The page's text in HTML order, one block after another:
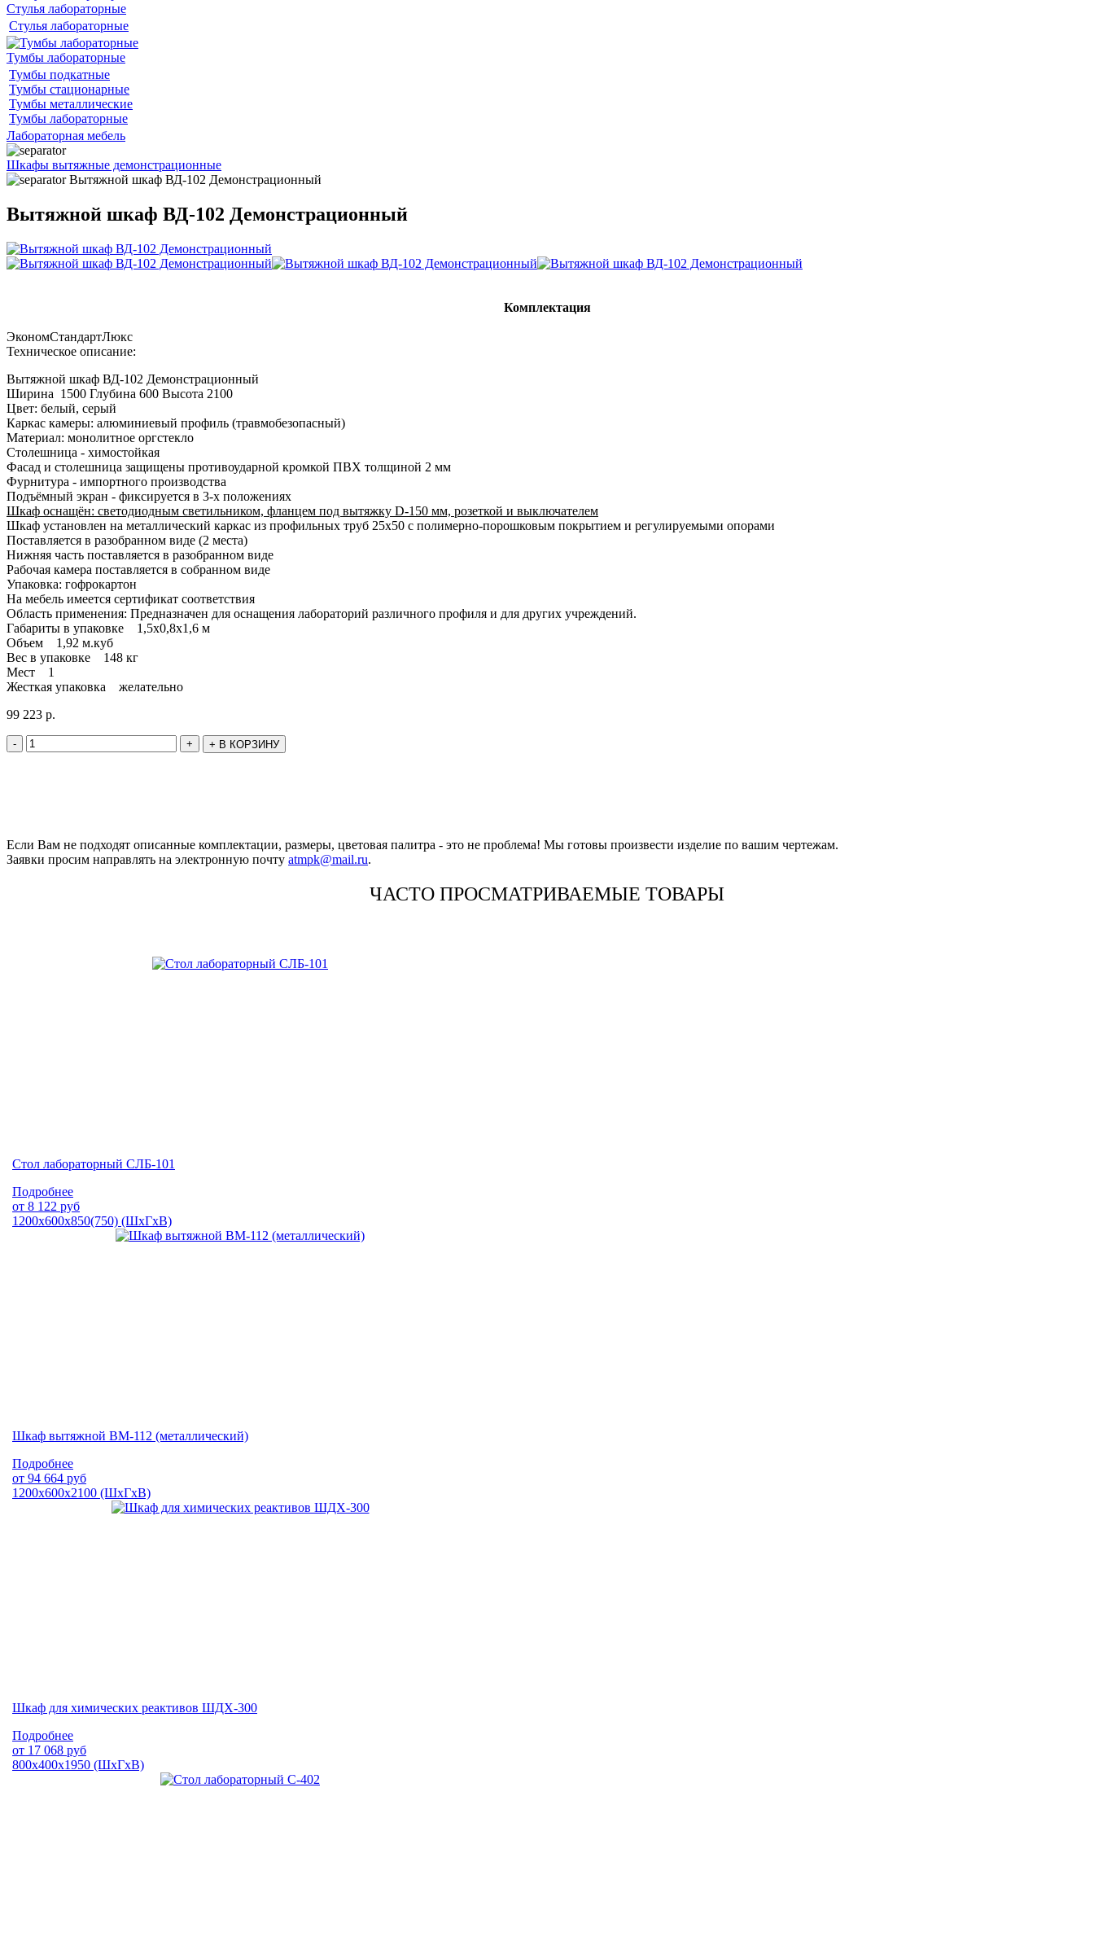
Стулья лабораторные
Стулья лабораторные
Тумбы лабораторные
Тумбы подкатные
Тумбы стационарные
Тумбы металлические
Тумбы лабораторные
Лабораторная мебель
Шкафы вытяжные демонстрационные
Вытяжной шкаф ВД-102 Демонстрационный
Вытяжной шкаф ВД-102 Демонстрационный
Комплектация
ЭкономСтандартЛюкс
Техническое описание:
Вытяжной шкаф ВД-102 Демонстрационный
Ширина 1500 Глубина 600 Высота 2100
Цвет: белый, серый
Каркас камеры: алюминиевый профиль (травмобезопасный)
Материал: монолитное оргстекло
Столешница - химостойкая
Фасад и столешница защищены противоударной кромкой ПВХ толщиной 2 мм
Фурнитура - импортного производства
Подъёмный экран - фиксируется в 3-х положениях
Шкаф оснащён: светодиодным светильником, фланцем под вытяжку D-150 мм, розеткой и выключателем
Шкаф установлен на металлический каркас из профильных труб 25х50 с полимерно-порошковым покрытием и регулируемыми опорами
Поставляется в разобранном виде (2 места)
Нижняя часть поставляется в разобранном виде
Рабочая камера поставляется в собранном виде
Упаковка: гофрокартон
На мебель имеется сертификат соответствия
Область применения: Предназначен для оснащения лабораторий различного профиля и для других учреждений.
Габариты в упаковке 1,5х0,8х1,6 м
Объем 1,92 м.куб
Вес в упаковке 148 кг
Мест 1
Жесткая упаковка желательно
99 223 р.
- + + В КОРЗИНУ
Если Вам не подходят описанные комплектации, размеры, цветовая палитра - это не проблема! Мы готовы произвести изделие по вашим чертежам.
Заявки просим направлять на электронную почту atmpk@mail.ru.
ЧАСТО ПРОСМАТРИВАЕМЫЕ ТОВАРЫ
Стол лабораторный СЛБ-101
Подробнее
от 8 122 руб
1200х600х850(750) (ШхГхВ)
Шкаф вытяжной ВМ-112 (металлический)
Подробнее
от 94 664 руб
1200х600х2100 (ШхГхВ)
Шкаф для химических реактивов ШДХ-300
Подробнее
от 17 068 руб
800х400х1950 (ШхГхВ)